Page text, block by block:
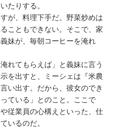
たりする。
が、料理下手だ。野菜炒めは
こともできない。そこで、家
妹が、毎朝コーヒーを淹れ
れてもらえば」と義妹に言う
を出すと、ミーシェは『米農
い出す。だから、彼女のでき
ている」とのこと。ここで
従業員の心構えといった、仕
いるのだ。